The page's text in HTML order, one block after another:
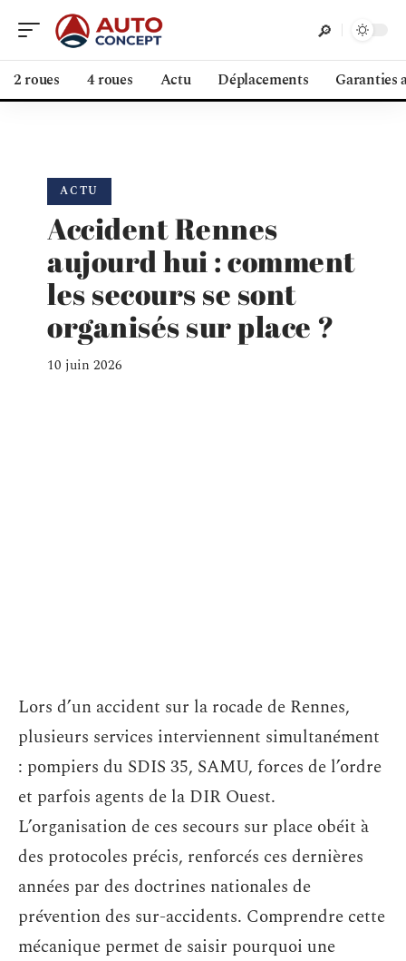
2 roues 4 roues Actu Déplacements Garanties
ACTU
Accident Rennes
aujourd hui : comment
les secours se sont
organisés sur place ?
10 juin 2026
Lors d’un accident sur la rocade de Rennes,
plusieurs services interviennent simultanément
: pompiers du SDIS 35, SAMU, forces de l’ordre
et parfois agents de la DIR Ouest.
L’organisation de ces secours sur place obéit à
des protocoles précis, renforcés ces dernières
années par des doctrines nationales de
prévention des sur-accidents. Comprendre cette
mécanique permet de saisir pourquoi une